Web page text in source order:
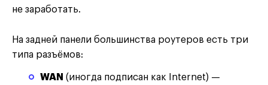
не заработать.
На задней панели большинства роутеров есть три
типа разъёмов:
WAN (иногда подписан как Internet) —